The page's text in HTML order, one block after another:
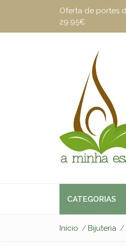
Oferta de portes
29.95€
CATEGORIAS
Início Bijuteria